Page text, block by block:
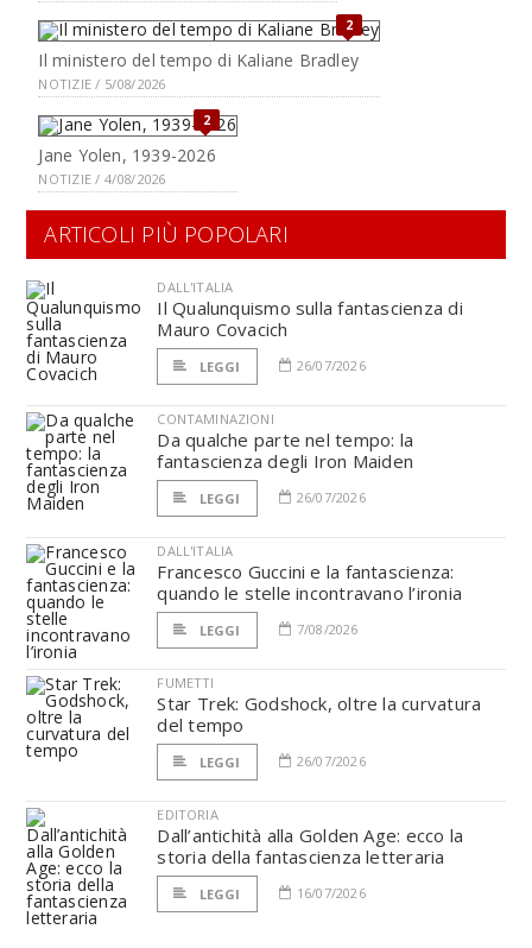
2
Il ministero del tempo di Kaliane Bradley
NOTIZIE / 5/08/2026
2
Jane Yolen, 1939-2026
NOTIZIE / 4/08/2026
ARTICOLI PIÙ POPOLARI
DALL'ITALIA
Il Qualunquismo sulla fantascienza di
Mauro Covacich
LEGGI 26/07/2026
CONTAMINAZIONI
Da qualche parte nel tempo: la
fantascienza degli Iron Maiden
LEGGI 26/07/2026
DALL'ITALIA
Francesco Guccini e la fantascienza:
quando le stelle incontravano l’ironia
LEGGI 7/08/2026
FUMETTI
Star Trek: Godshock, oltre la curvatura
del tempo
LEGGI 26/07/2026
EDITORIA
Dall’antichità alla Golden Age: ecco la
storia della fantascienza letteraria
LEGGI 16/07/2026